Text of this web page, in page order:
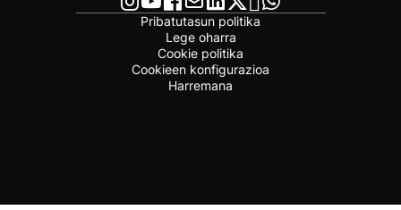
Pribatutasun politika
Lege oharra
Cookie politika
Cookieen konfigurazioa
Harremana